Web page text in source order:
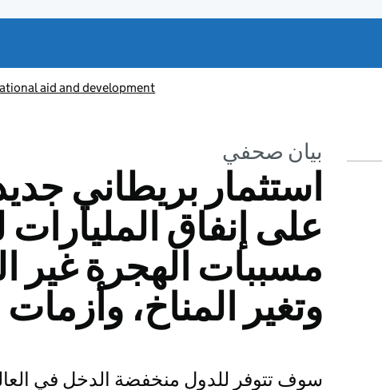
aid and development
بيان صحفي
استثمار بريطاني
على إنفاق المليارات
مسببات الهجرة غير
وتغير المناخ، وأزمات
سوف تتوفر للدول منخفضة الدخل في